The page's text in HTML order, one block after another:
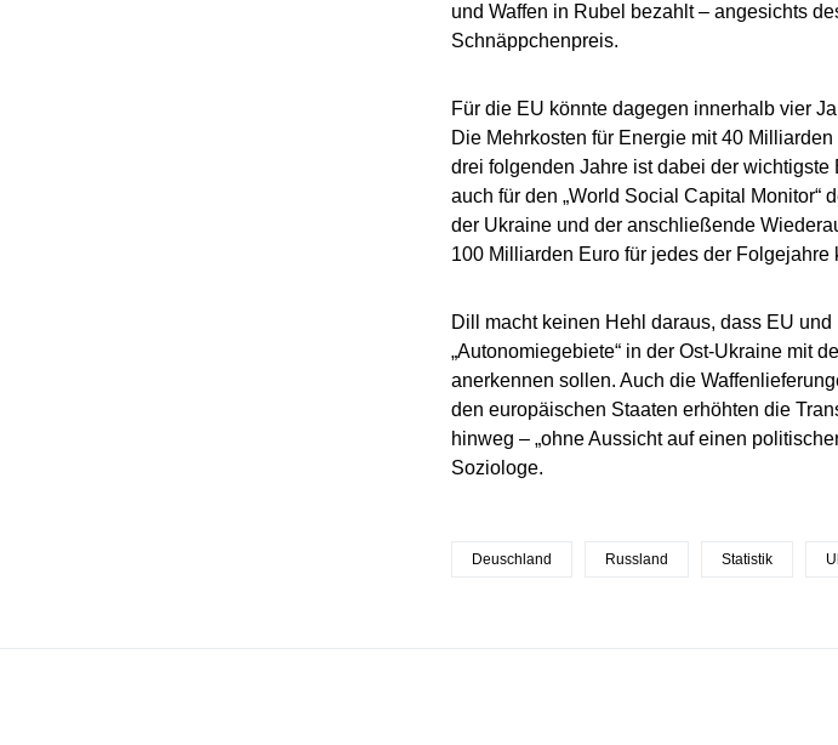
und Waffen in Rubel bezahlt – angesichts
Schnäppchenpreis.
Für die EU könnte dagegen innerhalb vier
Die Mehrkosten für Energie mit 40
drei folgenden Jahre ist dabei der
auch für den „World Social Capital Monitor“
der Ukraine und der anschließende
100 Milliarden Euro für jedes der Folgejahre
Dill macht keinen Hehl daraus, dass EU
„Autonomiegebiete“ in der Ost-Ukraine mit
anerkennen sollen. Auch die
den europäischen Staaten erhöhten die
hinweg – „ohne Aussicht auf einen
Soziologe.
Deuschland Russland Statistik